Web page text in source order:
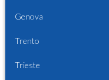
Genova
Trento
Trieste